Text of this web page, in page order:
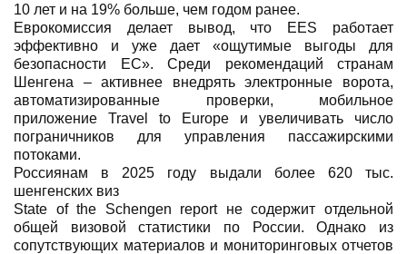
10 лет и на 19% больше, чем годом ранее.
Еврокомиссия делает вывод, что EES работает
эффективно и уже дает «ощутимые выгоды для
безопасности ЕС». Среди рекомендаций странам
Шенгена – активнее внедрять электронные ворота,
автоматизированные проверки, мобильное
приложение Travel to Europe и увеличивать число
пограничников для управления пассажирскими
потоками.
Россиянам в 2025 году выдали более 620 тыс.
шенгенских виз
State of the Schengen report не содержит отдельной
общей визовой статистики по России. Однако из
сопутствующих материалов и мониторинговых отчетов